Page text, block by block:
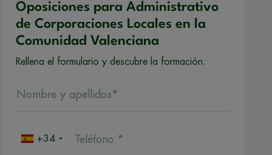
Oposiciones para Administrativo
de Corporaciones Locales en la
Comunidad Valenciana
Rellena el formulario y descubre la formación.
Nombre y apellidos*
+34 Teléfono *